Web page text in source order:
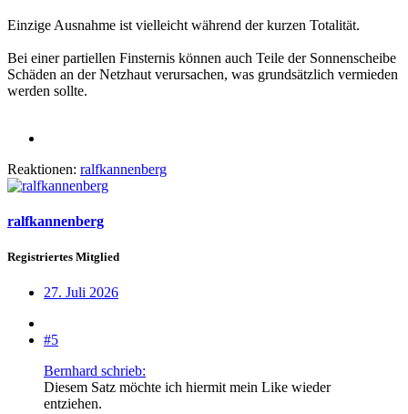
Einzige Ausnahme ist vielleicht während der kurzen Totalität.
Bei einer partiellen Finsternis können auch Teile der Sonnenscheibe
Schäden an der Netzhaut verursachen, was grundsätzlich vermieden
werden sollte.
Reaktionen: ralfkannenberg
ralfkannenberg
Registriertes Mitglied
27. Juli 2026
#5
Bernhard schrieb:
Diesem Satz möchte ich hiermit mein Like wieder
entziehen.